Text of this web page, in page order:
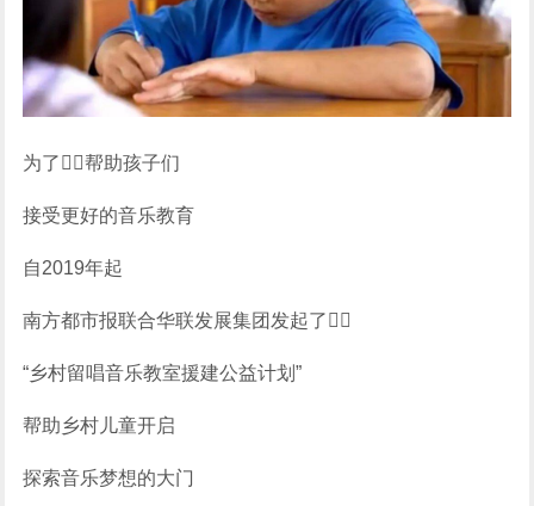
为了帮助孩子们
接受更好的音乐教育
自2019年起
南方都市报联合华联发展集团发起了
“乡村留唱音乐教室援建公益计划”
帮助乡村儿童开启
探索音乐梦想的大门